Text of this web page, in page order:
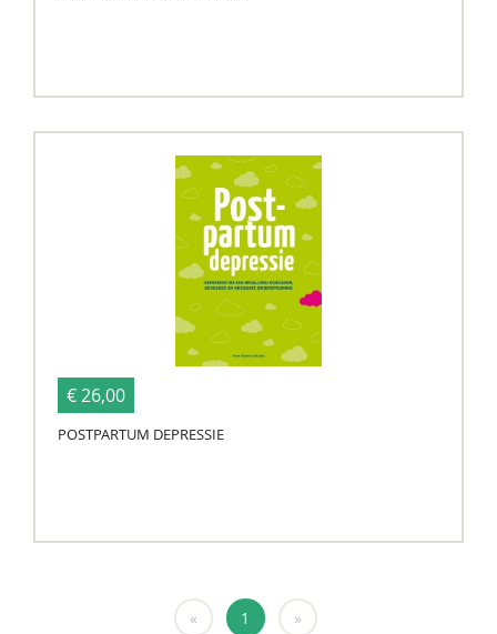
€ 26,00
POSTPARTUM DEPRESSIE
« 1 »